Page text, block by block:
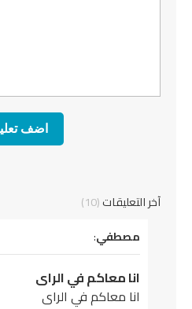
آخر التعليقات(10)
يقول
مصطفي:
انا معاكم في الراى
انا معاكم في الراى